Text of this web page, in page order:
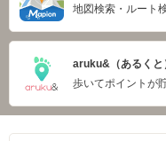
地図検索・ルート
aruku&（あるくと
歩いてポイントが